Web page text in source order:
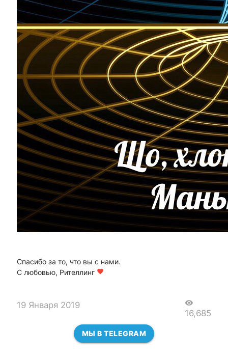
Спасибо за то, что вы с нами.
С любовью, Рителлинг favorite
19 Января 2019 visibility
16,685
МЫ В TELEGRAM